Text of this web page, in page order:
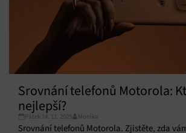
Srovnání telefonů Motorola:
nejlepší?
Pátek 14. 11. 2025 Monika
Srovnání telefonů Motorola. Zjistěte, zda